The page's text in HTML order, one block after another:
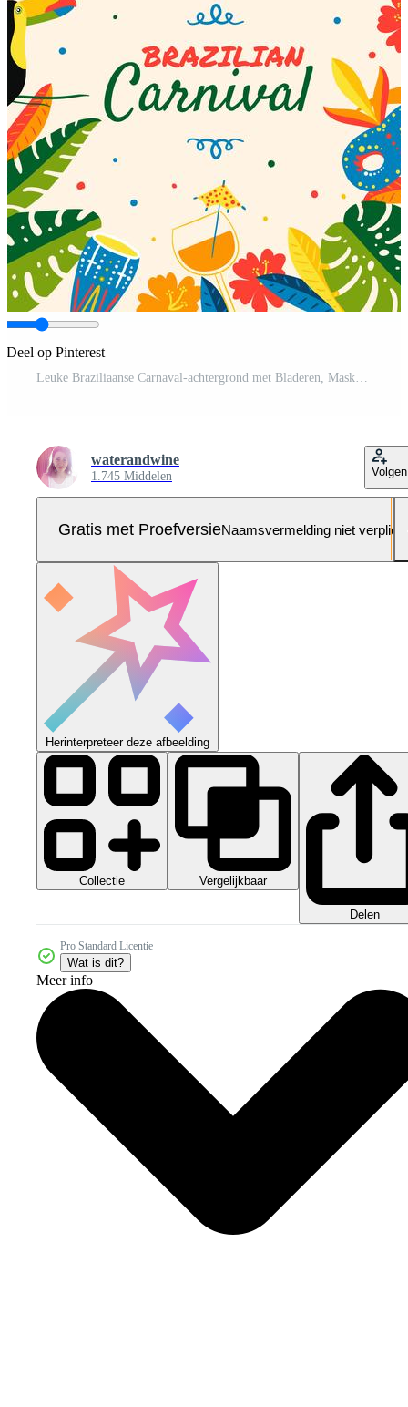
Deel op Pinterest
Leuke Braziliaanse Carnaval-achtergrond met Bladeren, Masker, Maraca, Bloem en Cocktails Pro-Vector en Pro-SVG
waterandwine
1.745 Middelen Volgen
Gratis met ProefversieNaamsvermelding niet verplicht
Herinterpreteer deze afbeelding
Collectie Vergelijkbaar
Delen
Pro Standard Licentie
Wat is dit?
Meer info